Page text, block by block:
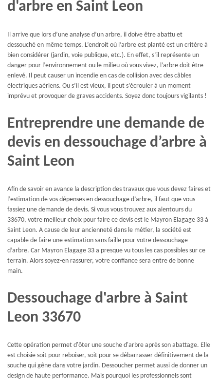
d'arbre en Saint Leon
Il arrive que lors d’une analyse d’un arbre, il doive être abattu et
dessouché en même temps. L’endroit où l’arbre est planté est un critère à
bien considérer (jardin, voie publique, etc.). En effet, s’il représente un
danger pour l’environnement ou le milieu où vous vivez, l’arbre doit être
enlevé. Il peut causer un incendie en cas de collision avec des câbles
électriques aériens. Ou s’il est vieux, il peut s’écrouler à un moment
imprévu et provoquer de graves accidents. Soyez donc toujours vigilants !
Entreprendre une demande de
devis en dessouchage d’arbre à
Saint Leon
Afin de savoir en avance la description des travaux que vous devez faires et
l’estimation de vos dépenses en dessouchage d’arbre, il faut que vous
fassiez une demande de devis. Si vous vous trouvez aux alentours du
33670, votre meilleur choix pour faire ce devis est le Mayron Elagage 33 à
Saint Leon. A cause de leur ancienneté dans le métier, la société est
capable de faire une estimation sans faille pour votre dessouchage
d’arbre. Car Mayron Elagage 33 a presque vu tous les cas possibles sur ce
terrain. Alors soyez-en rassurer, votre confiance sera entre de bonne
main.
Dessouchage d'arbre à Saint
Leon 33670
Cette opération permet d'ôter une souche d'arbre après son abattage. Elle
est choisie soit pour reboiser, soit pour se débarrasser définitivement de la
souche qui gêne dans votre jardin. Dessoucher permet aussi de donner un
design de haute performance. Mais pourquoi les professionnels sont